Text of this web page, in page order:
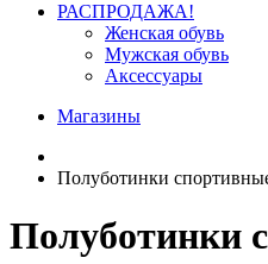
РАСПРОДАЖА!
Женская обувь
Мужская обувь
Аксессуары
Магазины
Полуботинки
Полуботинки